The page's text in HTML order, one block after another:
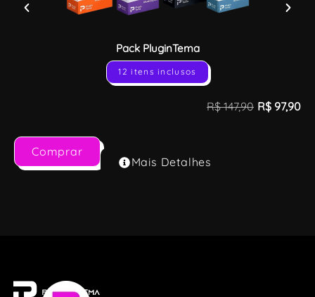
Pack PluginTema
12 itens inclusos
R$147,90 R$ 97,90
Comprar
Mais Detalhes